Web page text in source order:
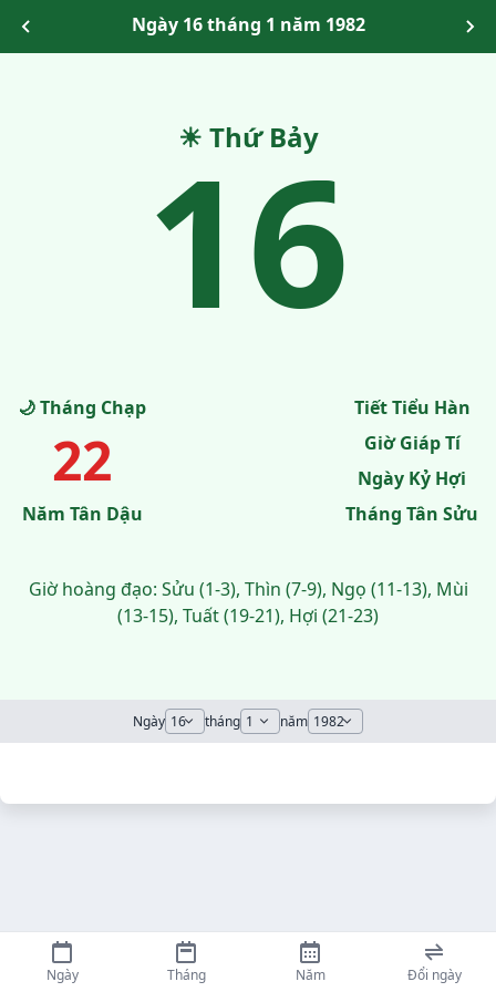
Ngày 16 tháng 1 năm 1982
☀ Thứ Bảy
16
🌙 Tháng Chạp
22
Năm Tân Dậu
Tiết Tiểu Hàn
Giờ Giáp Tí
Ngày Kỷ Hợi
Tháng Tân Sửu
Giờ hoàng đạo: Sửu (1-3), Thìn (7-9), Ngọ (11-13), Mùi
(13-15), Tuất (19-21), Hợi (21-23)
Ngày tháng năm
Ngày Tháng Năm Đổi ngày